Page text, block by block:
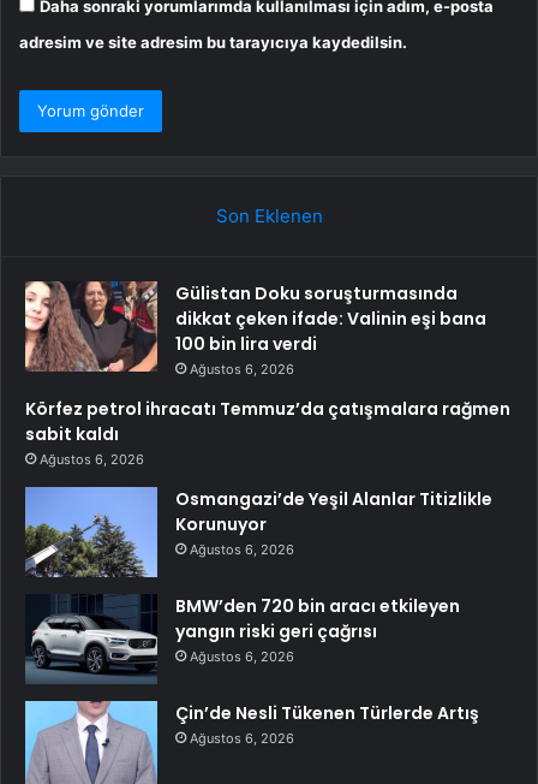
Daha sonraki yorumlarımda kullanılması için adım, e-posta
adresim ve site adresim bu tarayıcıya kaydedilsin.
Son Eklenen
Gülistan Doku soruşturmasında
dikkat çeken ifade: Valinin eşi bana
100 bin lira verdi
Ağustos 6, 2026
Körfez petrol ihracatı Temmuz’da çatışmalara rağmen
sabit kaldı
Ağustos 6, 2026
Osmangazi’de Yeşil Alanlar Titizlikle
Korunuyor
Ağustos 6, 2026
BMW’den 720 bin aracı etkileyen
yangın riski geri çağrısı
Ağustos 6, 2026
Çin’de Nesli Tükenen Türlerde Artış
Ağustos 6, 2026